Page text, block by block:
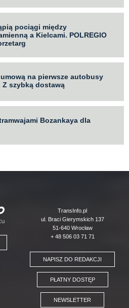
pociągi między
a Kielcami. POLREGIO
na pierwsze autobusy
Z szybką dostawą
Bozankaya dla
TransInfo.pl
ul. Braci Gierymskich 137
51-640 Wrocław
+ 48 506 03 71 71
NAPISZ DO REDAKCJI
PŁATNY DOSTĘP
NEWSLETTER